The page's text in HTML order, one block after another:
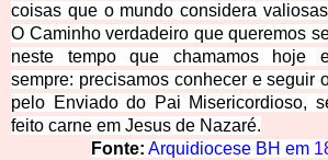
coisas que o mundo considera
O Caminho verdadeiro que queremos
neste tempo que chamamos hoje
sempre: precisamos conhecer e seguir
pelo Enviado do Pai Misericordioso,
feito carne em Jesus de Nazaré.
Fonte: Arquidiocese BH em